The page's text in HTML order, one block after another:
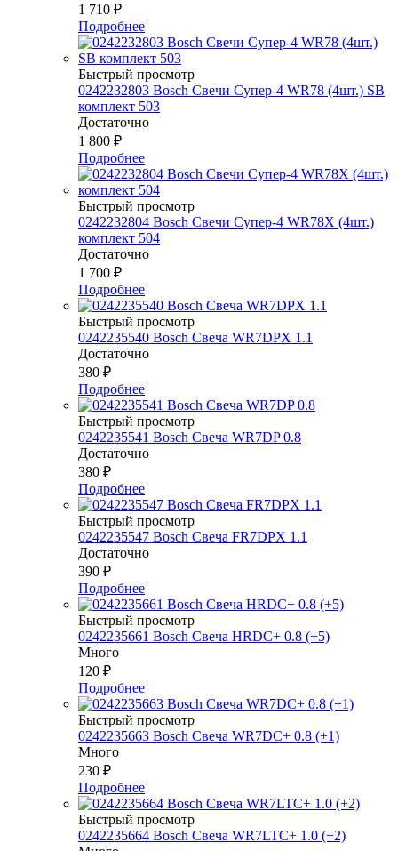
1 710 ₽
Подробнее
Быстрый просмотр
0242232803 Bosch Свечи Супер-4 WR78 (4шт.) SB
комплект 503
Достаточно
1 800 ₽
Подробнее
Быстрый просмотр
0242232804 Bosch Свечи Супер-4 WR78Х (4шт.)
комплект 504
Достаточно
1 700 ₽
Подробнее
Быстрый просмотр
0242235540 Bosch Свеча WR7DPX 1.1
Достаточно
380 ₽
Подробнее
Быстрый просмотр
0242235541 Bosch Свеча WR7DP 0.8
Достаточно
380 ₽
Подробнее
Быстрый просмотр
0242235547 Bosch Свеча FR7DPX 1.1
Достаточно
390 ₽
Подробнее
Быстрый просмотр
0242235661 Bosch Свеча HRDC+ 0.8 (+5)
Много
120 ₽
Подробнее
Быстрый просмотр
0242235663 Bosch Свеча WR7DC+ 0.8 (+1)
Много
230 ₽
Подробнее
Быстрый просмотр
0242235664 Bosch Свеча WR7LTC+ 1.0 (+2)